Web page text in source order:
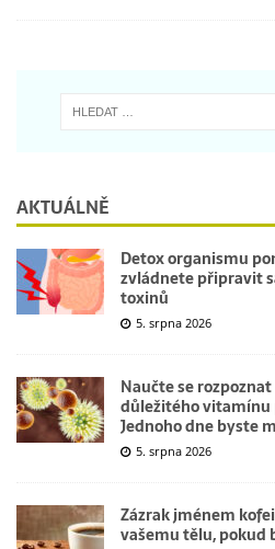
AKTUÁLNĚ
Detox organismu
zvládnete připravit
toxinů
5. srpna 2026
Naučte se
důležitého
Jednoho dne byste
5. srpna 2026
Zázrak jménem
vašemu tělu, pokud